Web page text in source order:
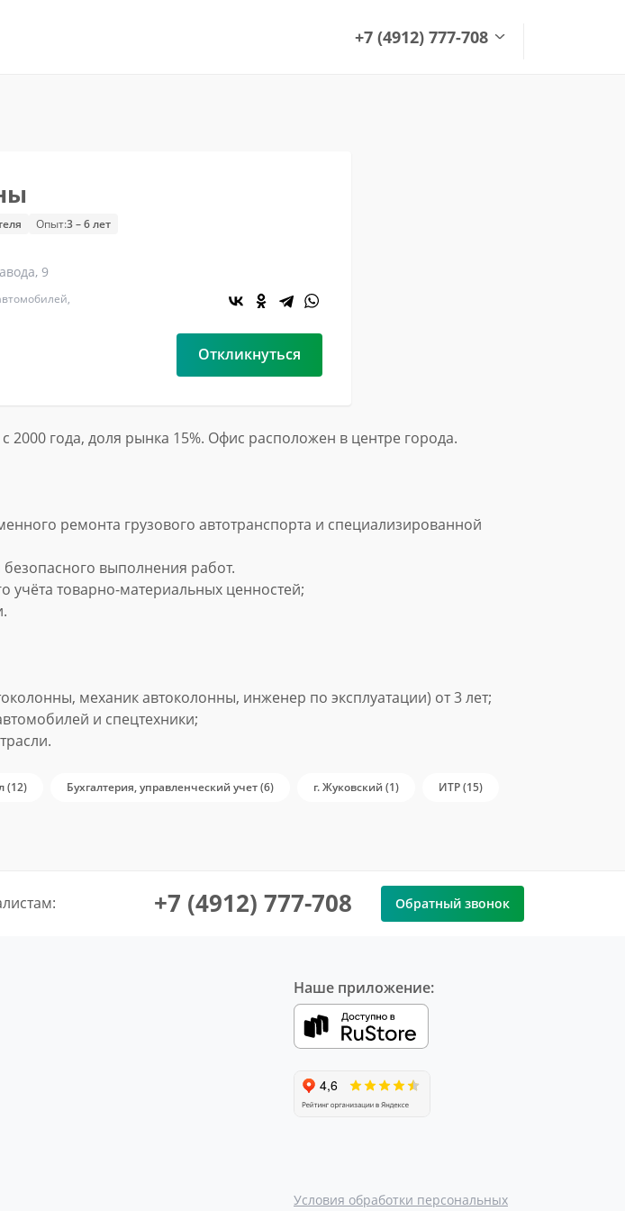
+7 (4912) 777-708
Опыт:3 – 6 лет
9
Откликнуться
2000 года, доля рынка 15%. Офис расположен в центре города.
ремонта грузового автотранспорта и специализированной
выполнения работ.
учёта товарно-материальных ценностей;
механик автоколонны, инженер по эксплуатации) от 3 лет;
и спецтехники;
(12) Бухгалтерия, управленческий учет (6) г. Жуковский (1) ИТР (15)
+7 (4912) 777-708 Обратный звонок
Наше приложение:
Условия обработки персональных